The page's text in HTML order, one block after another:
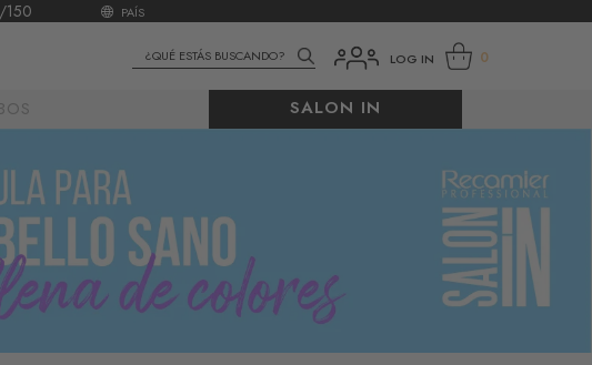
150 PAÍS
LOG IN 0
SALON IN